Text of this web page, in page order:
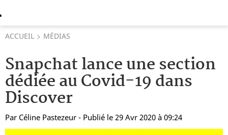
ACCUEIL MÉDIAS
Snapchat lance une section
dédiée au Covid-19 dans
Discover
Par Céline Pastezeur - Publié le 29 Avr 2020 à 09:24